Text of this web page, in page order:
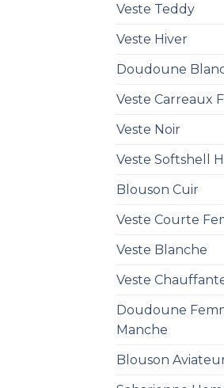
Veste Teddy
Veste Hiver
Doudoune
Veste Carreaux
Veste Noir
Veste Softshell
Blouson Cuir
Veste Courte
Veste Blanche
Veste
Doudoune
Manche
Blouson